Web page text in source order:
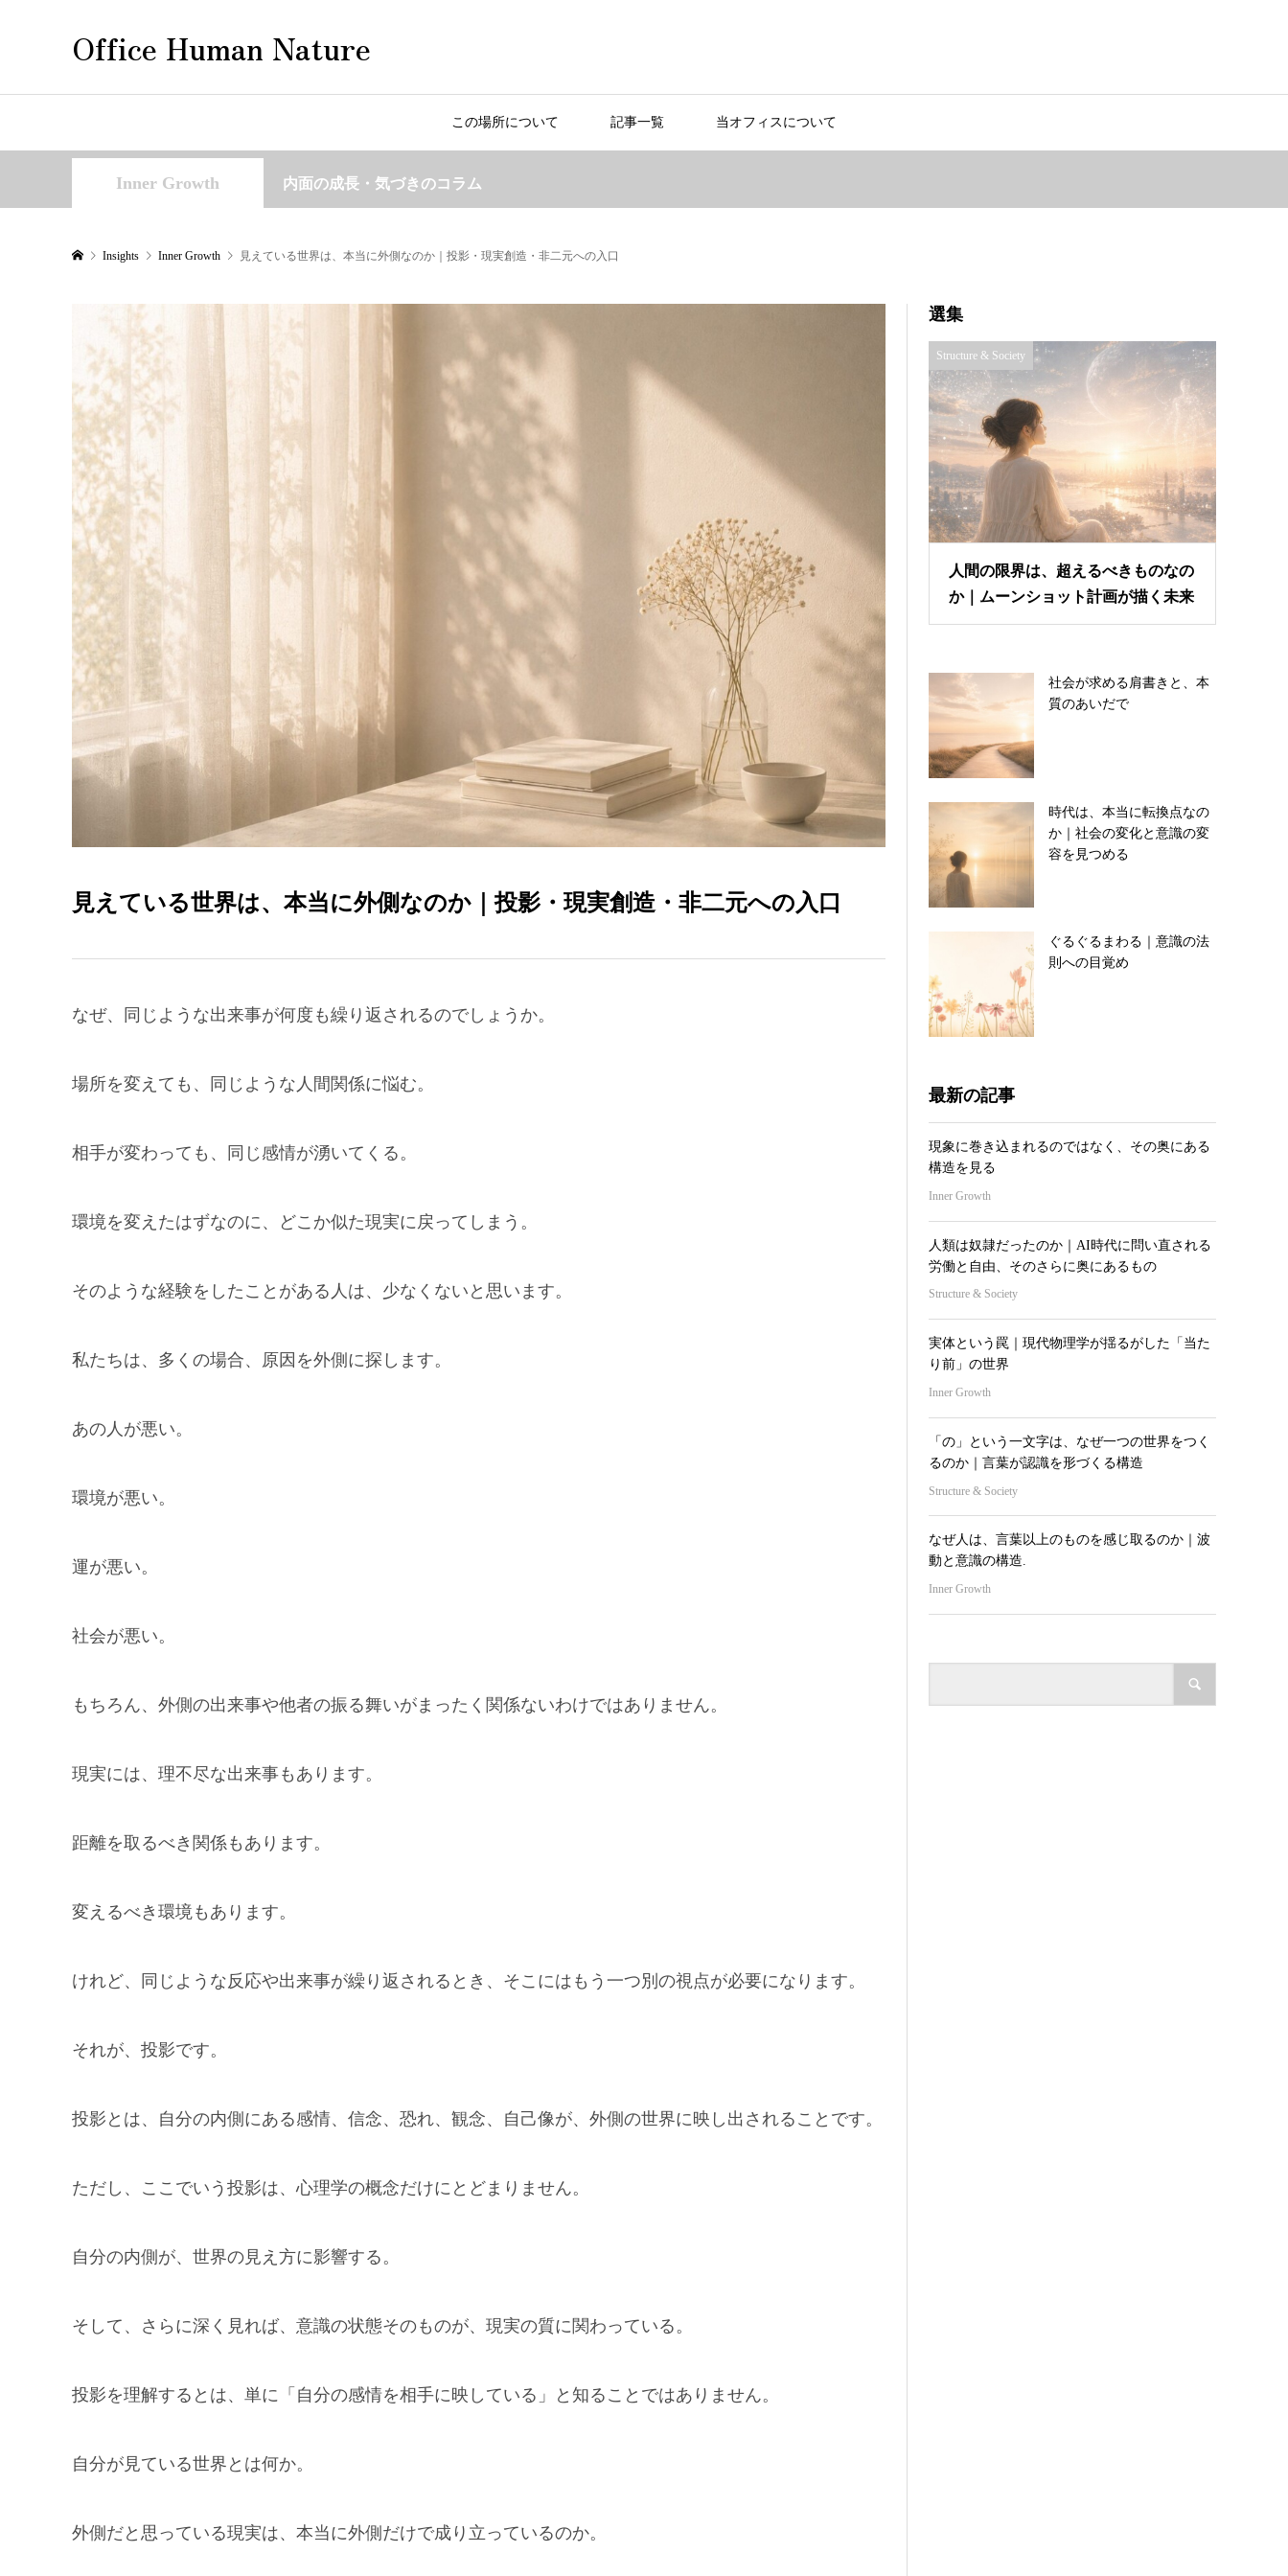
Office Human Nature
この場所について 記事一覧 当オフィスについて
Inner Growth 内面の成長・気づきのコラム
Insights Inner Growth 見えている世界は、本当に外側なのか｜投影・現実創造・非二元への入口
見えている世界は、本当に外側なのか｜投影・現実創造・非二元への入口
なぜ、同じような出来事が何度も繰り返されるのでしょうか。
場所を変えても、同じような人間関係に悩む。
相手が変わっても、同じ感情が湧いてくる。
環境を変えたはずなのに、どこか似た現実に戻ってしまう。
そのような経験をしたことがある人は、少なくないと思います。
私たちは、多くの場合、原因を外側に探します。
あの人が悪い。
環境が悪い。
運が悪い。
社会が悪い。
もちろん、外側の出来事や他者の振る舞いがまったく関係ないわけではありません。
現実には、理不尽な出来事もあります。
距離を取るべき関係もあります。
変えるべき環境もあります。
けれど、同じような反応や出来事が繰り返されるとき、そこにはもう一つ別の視点が必要になります。
それが、投影です。
投影とは、自分の内側にある感情、信念、恐れ、観念、自己像が、外側の世界に映し出されることです。
ただし、ここでいう投影は、心理学の概念だけにとどまりません。
自分の内側が、世界の見え方に影響する。
そして、さらに深く見れば、意識の状態そのものが、現実の質に関わっている。
投影を理解するとは、単に「自分の感情を相手に映している」と知ることではありません。
自分が見ている世界とは何か。
外側だと思っている現実は、本当に外側だけで成り立っているのか。
選集
Structure & Society
人間の限界は、超えるべきものなの
か｜ムーンショット計画が描く未来
社会が求める肩書きと、本
質のあいだで
時代は、本当に転換点なの
か｜社会の変化と意識の変
容を見つめる
ぐるぐるまわる｜意識の法
則への目覚め
最新の記事
現象に巻き込まれるのではなく、その奥にある
構造を見る
Inner Growth
人類は奴隷だったのか｜AI時代に問い直される
労働と自由、そのさらに奥にあるもの
Structure & Society
実体という罠｜現代物理学が揺るがした「当た
り前」の世界
Inner Growth
「の」という一文字は、なぜ一つの世界をつく
るのか｜言葉が認識を形づくる構造
Structure & Society
なぜ人は、言葉以上のものを感じ取るのか｜波
動と意識の構造.
Inner Growth